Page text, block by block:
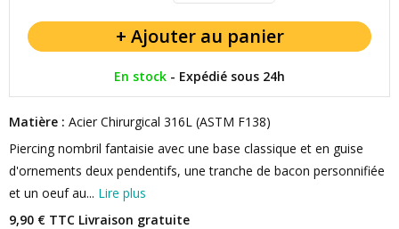
En stock - Expédié sous 24h
Matière : Acier Chirurgical 316L (ASTM F138)
Piercing nombril fantaisie avec une base classique et en guise
d'ornements deux pendentifs, une tranche de bacon personnifiée
et un oeuf au... Lire plus
9,90 € TTC Livraison gratuite